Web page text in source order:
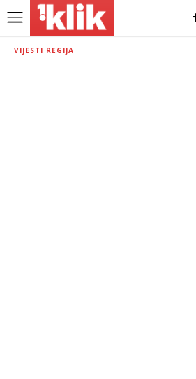
VIJESTI REGIJA